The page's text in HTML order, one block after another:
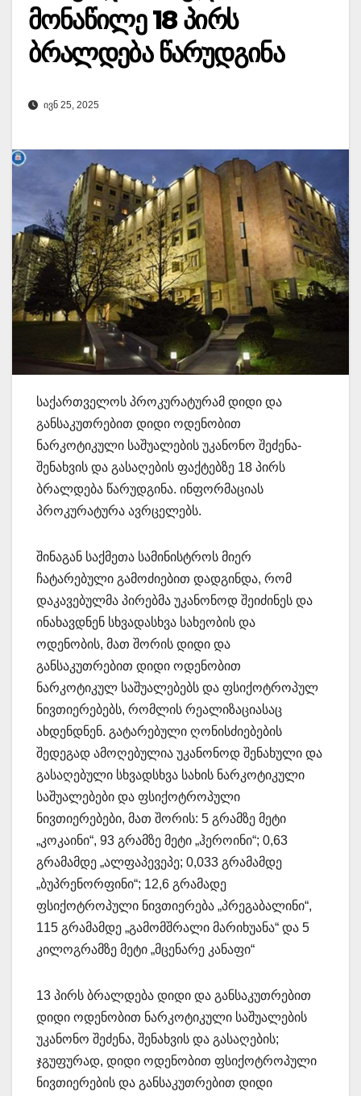
მონაწილე 18 პირს
ბრალდება წარუდგინა
ᲘᲕᲜ 25, 2025
საქართველოს პროკურატურამ დიდი და
განსაკუთრებით დიდი ოდენობით
ნარკოტიკული საშუალების უკანონო შეძენა-
შენახვის და გასაღების ფაქტებზე 18 პირს
ბრალდება წარუდგინა. ინფორმაციას
პროკურატურა ავრცელებს.
შინაგან საქმეთა სამინისტროს მიერ
ჩატარებული გამოძიებით დადგინდა, რომ
დაკავებულმა პირებმა უკანონოდ შეიძინეს და
ინახავდნენ სხვადასხვა სახეობის და
ოდენობის, მათ შორის დიდი და
განსაკუთრებით დიდი ოდენობით
ნარკოტიკულ საშუალებებს და ფსიქოტროპულ
ნივთიერებებს, რომლის რეალიზაციასაც
ახდენდნენ. გატარებული ღონისძიებების
შედეგად ამოღებულია უკანონოდ შენახული და
გასაღებული სხვადსხვა სახის ნარკოტიკული
საშუალებები და ფსიქოტროპული
ნივთიერებები, მათ შორის: 5 გრამზე მეტი
„კოკაინი“, 93 გრამზე მეტი „ჰეროინი“; 0,63
გრამამდე „ალფაპევეპე; 0,033 გრამამდე
„ბუპრენორფინი“; 12,6 გრამადე
ფსიქოტროპული ნივთიერება „პრეგაბალინი“,
115 გრამამდე „გამომშრალი მარიხუანა“ და 5
კილოგრამზე მეტი „მცენარე კანაფი“
13 პირს ბრალდება დიდი და განსაკუთრებით
დიდი ოდენობით ნარკოტიკული საშუალების
უკანონო შეძენა, შენახვის და გასაღების;
ჯგუფურად, დიდი ოდენობით ფსიქოტროპული
ნივთიერების და განსაკუთრებით დიდი